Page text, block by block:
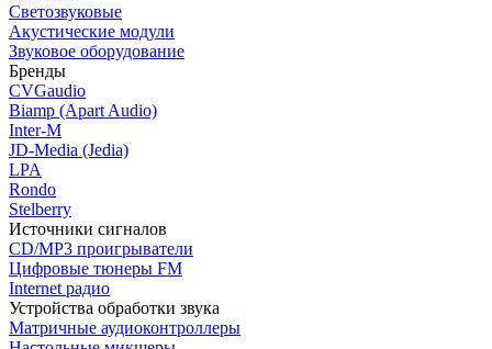
Светозвуковые
Акустические модули
Звуковое оборудование
Бренды
CVGaudio
Biamp (Apart Audio)
Inter-M
JD-Media (Jedia)
LPA
Rondo
Stelberry
Источники сигналов
CD/MP3 проигрыватели
Цифровые тюнеры FM
Internet радио
Устройства обработки звука
Матричные аудиоконтроллеры